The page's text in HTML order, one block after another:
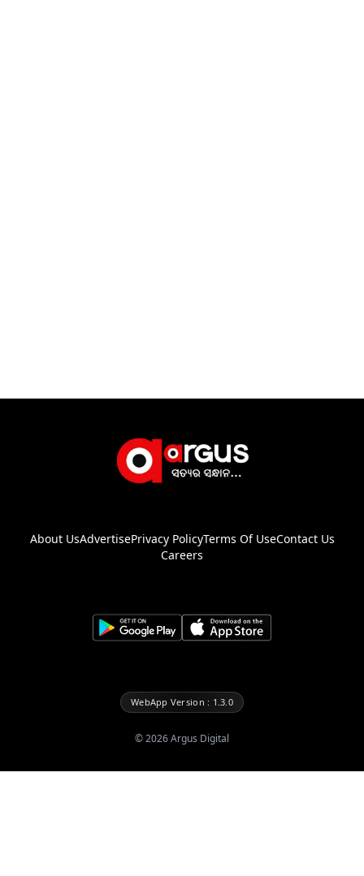
About UsAdvertisePrivacy PolicyTerms Of UseContact Us
Careers
WebApp Version : 1.3.0
©2026Argus Digital